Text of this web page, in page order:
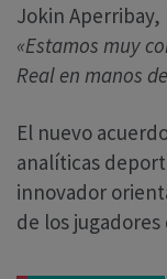
Jokin Aperribay,
«Estamos muy
Real en manos
El nuevo
analíticas
innovador
de los jugadores